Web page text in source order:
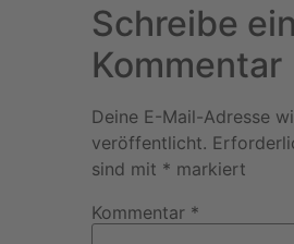
Schreibe
Kommentar
Deine E-Mail-Adresse
veröffentlicht.
sind mit * markiert
Kommentar *